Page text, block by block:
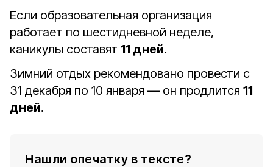
Если образовательная организация
работает по шестидневной неделе,
каникулы составят 11 дней.
Зимний отдых рекомендовано провести с
31 декабря по 10 января — он продлится 11
дней.
Нашли опечатку в тексте?